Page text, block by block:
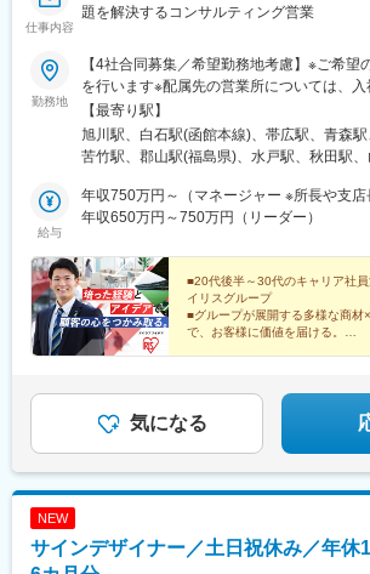
仕事内容
題を解決するコンサルティング営業
勤務地
【4社合同募集／希望勤務地考慮】※ご希望
を行います※配属先の営業所については、
望を考慮して決定いたします◎マイカー通
異なる）◎受動喫煙対策：オフィス内全面
リスオーヤマ株式会社北海道、青森県、岩
県、東京都、神奈川県、静岡県、愛知県、
県、京都府、大阪府、兵庫県、岡山県、広
式会社北海道、岩手県、宮城県、福島県、
県、千葉県、東京都、神奈川県、静岡県、
県、京都府、大阪府、兵庫県、岡山県、広
県、福岡県、佐賀県、熊本県、鹿児島県、
ー株式会社埼玉県、神奈川県、愛知県、大
あり
【最寄り駅】
旭川駅、白石駅(函館本線)、帯広駅、青森駅
苦竹駅、郡山駅(福島県)、水戸駅、秋田駅
高崎駅、新潟駅、新富士駅(静岡県)、関内駅
京成千葉駅、伏見駅(愛知県)、国際センター
条駅(京都市営)、旧居留地・大丸前駅、岡山
駅、高松築港駅、衣山駅、西小倉駅、呉服
駅、めがね橋駅、西辛島町駅、二中通駅、
駅、糀谷駅、目黒駅、東雲駅(東京都)、立川
駅、千葉駅、名古屋駅、平安通駅、大江橋
萱町六丁目駅、平和通駅、中洲川端駅、浜
校前駅、竹芝駅、五反田駅、立川南駅、石
給与
年収750万円～（マネージャー ※所長や支店
年収650万円～750万円（リーダー）
■20代後半～30代のキャリア社
イリスグループ
■グループが展開する多様な商材
で、お客様に価値を届ける。
気になる
NEW
サインデザイナー／土日祝休み／年休